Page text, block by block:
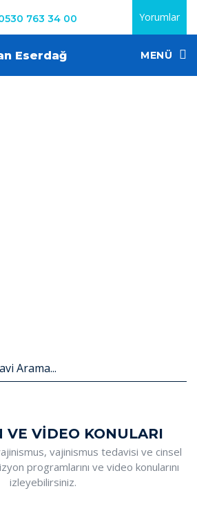
763 34 00 Yorumlar
Eserdağ MENÜ
Arama...
VE VİDEO KONULARI
vajinismus tedavisi ve cinsel
programlarını ve video konularını
izleyebilirsiniz.